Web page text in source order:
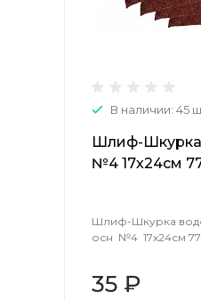
В наличии: 45
Шлиф-Шкурка
№4 17х24см
Шлиф-Шкурка
осн №4 17х24см
35 ₽